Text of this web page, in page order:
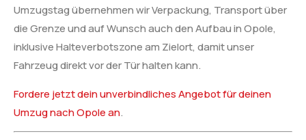
Umzugstag übernehmen wir Verpackung, Transport über
die Grenze und auf Wunsch auch den Aufbau in Opole,
inklusive Halteverbotszone am Zielort, damit unser
Fahrzeug direkt vor der Tür halten kann.
Fordere jetzt dein unverbindliches Angebot für deinen
Umzug nach Opole an.